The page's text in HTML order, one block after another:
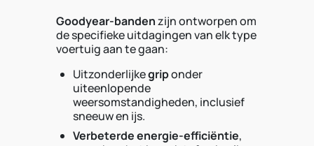
Goodyear-bandenzijn ontworpen om
de specifieke uitdagingen van elk type
voertuig aan te gaan:
Uitzonderlijkegriponder
uiteenlopende
weersomstandigheden, inclusief
sneeuw en ijs.
Verbeterde energie-efficiëntie,